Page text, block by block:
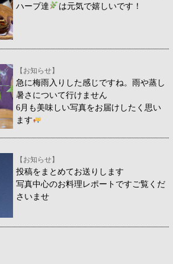
ハーブ達
は元気で嬉しいです！
【お知らせ】
急に梅雨入りした感じですね。雨や蒸し
暑さについて行けません
6月も美味しい写真をお届けしたく思い
ます
【お知らせ】
投稿をまとめてお送りします
写真中心のお料理レポートですご覧くだ
さいませ